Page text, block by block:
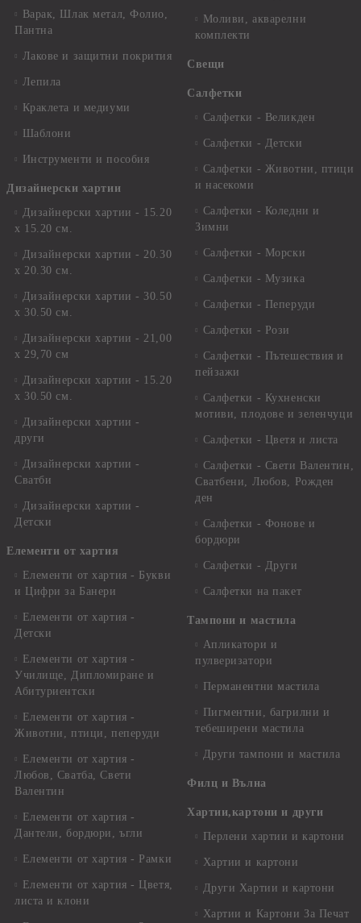
Варак, Шлак метал, Фолио,
Пантна
Лакове и защитни покрития
Лепила
Краклета и медиуми
Шаблони
Инструменти и пособия
Дизайнерски хартии
Дизайнерски хартии - 15.20
х 15.20 см.
Дизайнерски хартии - 20.30
х 20.30 см.
Дизайнерски хартии - 30.50
х 30.50 см.
Дизайнерски хартии - 21,00
х 29,70 см
Дизайнерски хартии - 15.20
x 30.50 см.
Дизайнерски хартии -
други
Дизайнерски хартии -
Сватби
Дизайнерски хартии -
Детски
Елементи от хартия
Елементи от хартия - Букви
и Цифри за Банери
Елементи от хартия -
Детски
Елементи от хартия -
Училище, Дипломиране и
Абитуриентски
Елементи от хартия -
Животни, птици, пеперуди
Елементи от хартия -
Любов, Сватба, Свети
Валентин
Елементи от хартия -
Дантели, бордюри, ъгли
Елементи от хартия - Рамки
Елементи от хартия - Цветя,
листа и клони
Моливи, акварелни
комплекти
Свещи
Салфетки
Салфетки - Великден
Салфетки - Детски
Салфетки - Животни, птици
и насекоми
Салфетки - Коледни и
Зимни
Салфетки - Морски
Салфетки - Музика
Салфетки - Пеперуди
Салфетки - Рози
Салфетки - Пътешествия и
пейзажи
Салфетки - Кухненски
мотиви, плодове и зеленчуци
Салфетки - Цветя и листа
Салфетки - Свети Валентин,
Сватбени, Любов, Рожден
ден
Салфетки - Фонове и
бордюри
Салфетки - Други
Салфетки на пакет
Тампони и мастила
Апликатори и
пулверизатори
Перманентни мастила
Пигментни, багрилни и
тебеширени мастила
Други тампони и мастила
Филц и Вълна
Хартии,картони и други
Перлени хартии и картони
Хартии и картони
Други Хартии и картони
Хартии и Картони За Печат